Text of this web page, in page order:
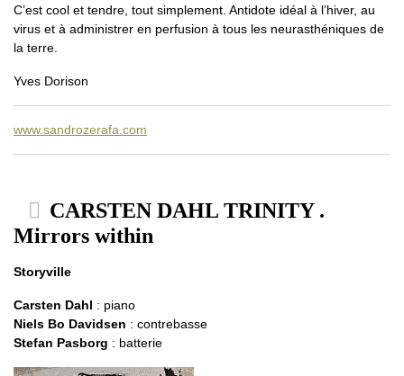
C’est cool et tendre, tout simplement. Antidote idéal à l’hiver, au
virus et à administrer en perfusion à tous les neurasthéniques de
la terre.
Yves Dorison
www.sandrozerafa.com
CARSTEN DAHL TRINITY .
Mirrors within
Storyville
Carsten Dahl : piano
Niels Bo Davidsen : contrebasse
Stefan Pasborg : batterie